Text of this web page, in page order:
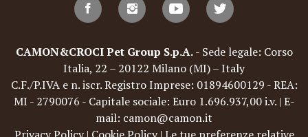
CAMON&CROCI Pet Group S.p.A.- Sede legale: Corso
Italia, 22 – 20122 Milano (MI) – Italy
C.F./P.IVA e n. iscr. Registro Imprese: 01894600129 - REA:
MI - 2790076 - Capitale sociale: Euro 1.696.937,00 i.v. | E-
mail: camon@camon.it